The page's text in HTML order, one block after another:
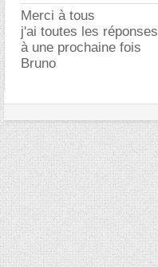
Merci à tous
j'ai toutes les réponses
à une prochaine fois
Bruno